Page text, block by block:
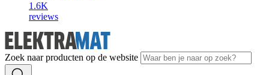
1.6K
reviews
Zoek naar producten op de website